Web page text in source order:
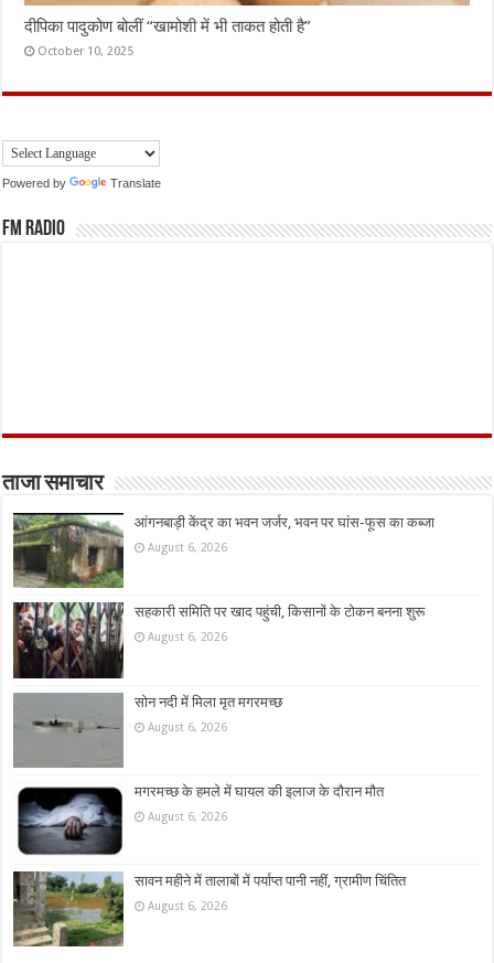
दीपिका पादुकोण बोलीं “खामोशी में भी ताकत होती है”
October 10, 2025
Powered by Translate
FM Radio
ताजा समाचार
आंगनबाड़ी केंद्र का भवन जर्जर, भवन पर घांस-फूस का कब्जा
August 6, 2026
सहकारी समिति पर खाद पहुंची, किसानों के टोकन बनना शुरू
August 6, 2026
सोन नदी में मिला मृत मगरमच्छ
August 6, 2026
मगरमच्छ के हमले में घायल की इलाज के दौरान मौत
August 6, 2026
सावन महीने में तालाबों में पर्याप्त पानी नहीं, ग्रामीण चिंतित
August 6, 2026